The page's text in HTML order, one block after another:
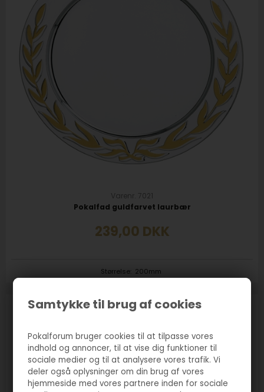
Samtykke til brug af cookies
Pokalforum bruger cookies til at tilpasse vores
indhold og annoncer, til at vise dig funktioner til
sociale medier og til at analysere vores trafik. Vi
deler også oplysninger om din brug af vores
hjemmeside med vores partnere inden for sociale
Varenr. 7021
Pokalfad guldfarvet laurbær
239,00 DKK
Størrelse: 200mm